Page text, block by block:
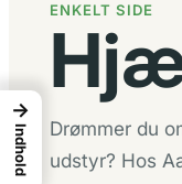
ENKELT SIDE
Drømmer du
udstyr? Hos
→
Indhold